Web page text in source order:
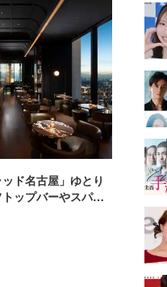
ド名古屋」ゆとり
ップバーやスパで